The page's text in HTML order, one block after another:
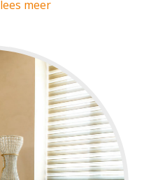
lees meer